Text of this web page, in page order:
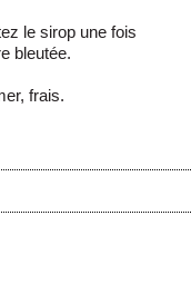
le sirop une fois
bleutée.
frais.